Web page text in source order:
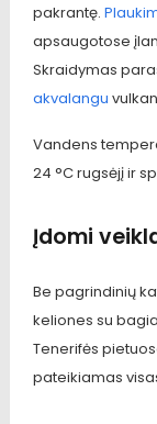
pakrantę.
apsaugotose
Skraidymas
akvalangu
Vandens
24 °C rugsėjį ir
Įdomi
Be pagrindinių
keliones su
Tenerifės
pateikiamas